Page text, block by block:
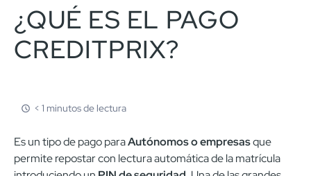
¿QUÉ ES EL PAGO
CREDITPRIX?
< 1 minutos de lectura
Es un tipo de pago paraAutónomos o empresasque
permite repostar con lectura automática de la matrícula